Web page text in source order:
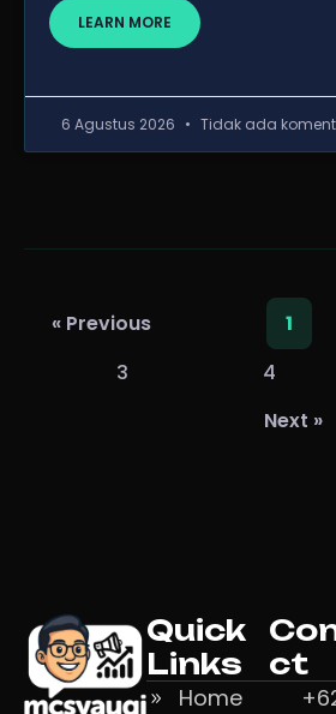
LEARN MORE
6 Agustus 2026 Tidak ada
« Previous 1
3
4
Next »
Quick
Links
Home
ct